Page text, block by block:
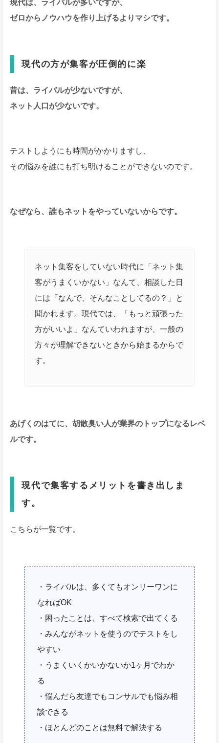
現代は、ライバルが多いですが、
ゼロからノウハウを作り上げるよりマシです。
現代の方が集客が圧倒的に楽
昔は、ライバルが少ないですが、
ネット人口が少ないです。
テストしようにも時間がかかりますし、
その悩みを誰にも打ち明けることができないのです。
なぜなら、誰もネットをやっていないからです。
ネット集客をしていない時代に「ネット集
客がうまくいかない」なんて、相談した日
には「なんで、そんなことしてるの？」と
聞かれます。現代では、「もっと頑張った
方がいいよ」なんていわれますが、一般の
方々が理解できないときから始まるからで
す。
あげくのはてに、胡散臭い人が業界のトップになるレベ
ルです。
現代で集客するメリットを書き出しま
す。
こちらが一覧です。
・ライバルは、多くてもオンリーワンに
なればOK
・困ったことは、すべて検索で出てくる
・みんながネットを使うのでテストをし
やすい
・うまくいくかいかないか1ヶ月でわか
る
・悩んだら友達でもコンサルでも悩み相
談できる
・ほとんどのことは無料で解決する